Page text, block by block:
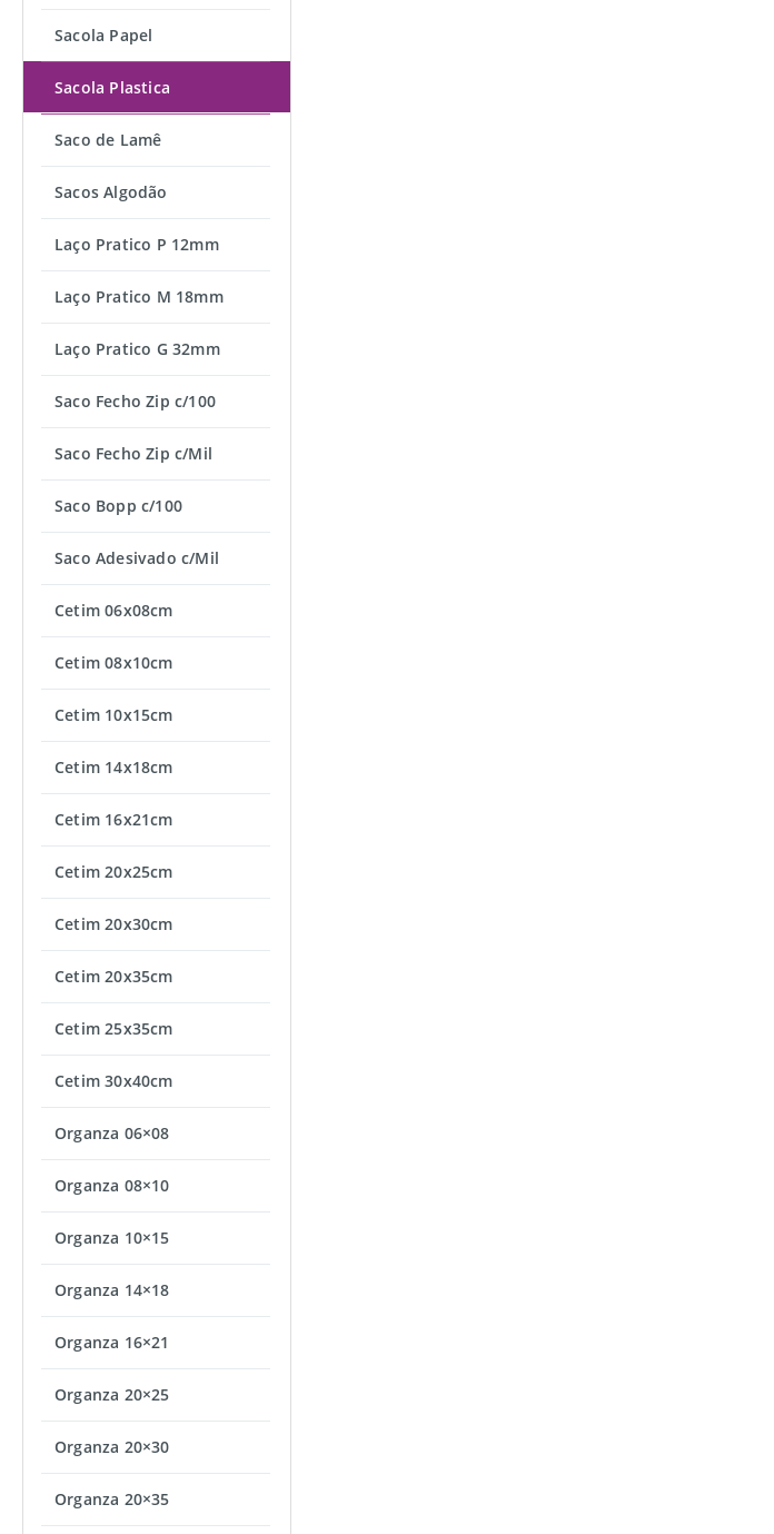
Sacola Papel
Sacola Plastica
Saco de Lamê
Sacos Algodão
Laço Pratico P 12mm
Laço Pratico M 18mm
Laço Pratico G 32mm
Saco Fecho Zip c/100
Saco Fecho Zip c/Mil
Saco Bopp c/100
Saco Adesivado c/Mil
Cetim 06x08cm
Cetim 08x10cm
Cetim 10x15cm
Cetim 14x18cm
Cetim 16x21cm
Cetim 20x25cm
Cetim 20x30cm
Cetim 20x35cm
Cetim 25x35cm
Cetim 30x40cm
Organza 06×08
Organza 08×10
Organza 10×15
Organza 14×18
Organza 16×21
Organza 20×25
Organza 20×30
Organza 20×35